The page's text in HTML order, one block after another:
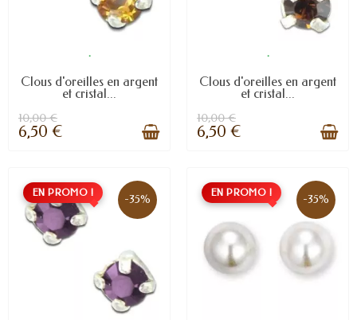
.
Clous d'oreilles en argent
et cristal...
10,00 €
6,50 €
.
Clous d'oreilles en argent
et cristal...
10,00 €
6,50 €
EN PROMO ! -35% EN PROMO ! -35%